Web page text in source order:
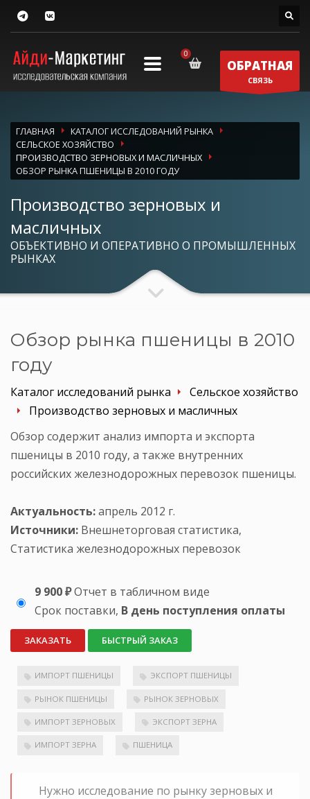
ОБРАТНАЯ
СВЯЗЬ
ГЛАВНАЯ
КАТАЛОГ ИССЛЕДОВАНИЙ РЫНКА
СЕЛЬСКОЕ ХОЗЯЙСТВО
ПРОИЗВОДСТВО ЗЕРНОВЫХ И МАСЛИЧНЫХ
ОБЗОР РЫНКА ПШЕНИЦЫ В 2010 ГОДУ
Производство зерновых и
масличных
ОБЪЕКТИВНО И ОПЕРАТИВНО О ПРОМЫШЛЕННЫХ
РЫНКАХ
Обзор рынка пшеницы в 2010
году
Каталог исследований рынка
Сельское хозяйство
Производство зерновых и масличных
Обзор содержит анализ импорта и экспорта
пшеницы в 2010 году, а также внутренних
российских железнодорожных перевозок пшеницы.
Актуальность:апрель 2012 г.
Источники: Внешнеторговая статистика,
Статистика железнодорожных перевозок
9 900 ₽Отчет в табличном виде
Срок поставки, В день поступления оплаты
ЗАКАЗАТЬ БЫСТРЫЙ ЗАКАЗ
ИМПОРТ ПШЕНИЦЫ ЭКСПОРТ ПШЕНИЦЫ
РЫНОК ПШЕНИЦЫ РЫНОК ЗЕРНОВЫХ
ИМПОРТ ЗЕРНОВЫХ ЭКСПОРТ ЗЕРНА
ИМПОРТ ЗЕРНА ПШЕНИЦА
Нужно исследование по рынку зерновых и